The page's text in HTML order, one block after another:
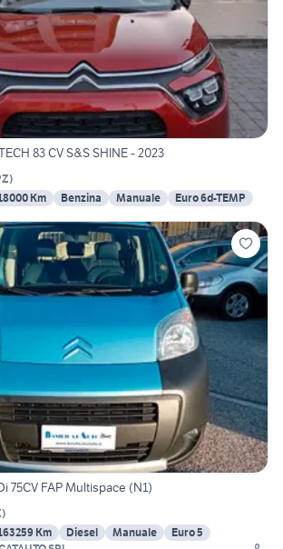
83 CV S&S SHINE - 2023
)
Km Benzina Manuale Euro 6d-TEMP
75CV FAP Multispace (N1)
)
Km Diesel Manuale
Euro 5